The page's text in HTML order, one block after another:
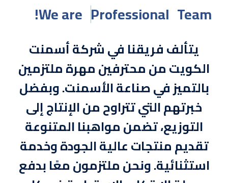
We are Professional Team!
يتألف فريقنا في شركة أسمنت
الكويت من محترفين مهرة ملتزمين
بالتميز في صناعة الأسمنت. وبفضل
خبرتهم التي تتراوح من الإنتاج إلى
التوزيع، تضمن مواهبنا المتنوعة
تقديم منتجات عالية الجودة وخدمة
استثنائية. ونحن ملتزمون معًا بدفع